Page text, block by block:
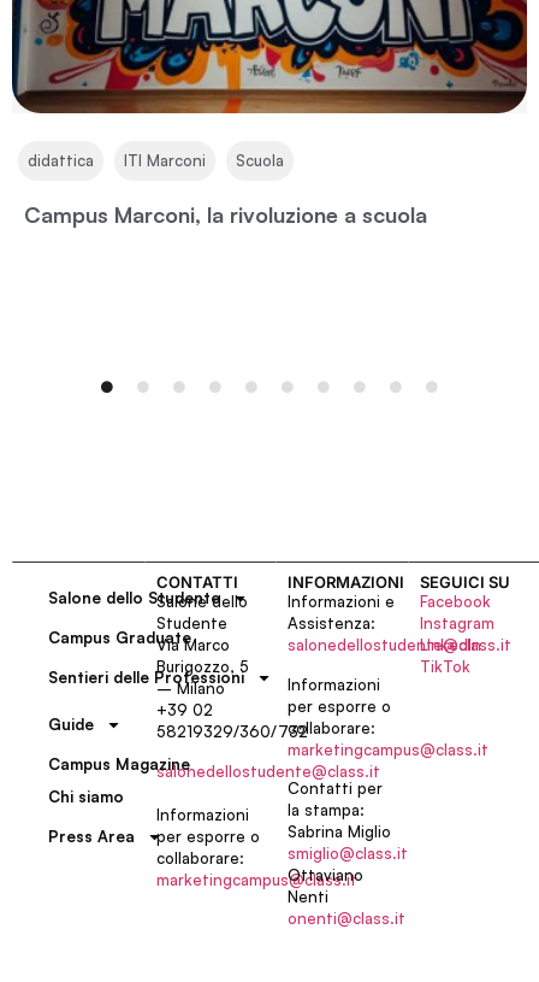
Campus Marconi, la rivoluzione a scuola
didattica ITI Marconi Scuola
Salone dello Studente
Campus Graduate
Sentieri delle Professioni
Guide
Campus Magazine
Chi siamo
Press Area
CONTATTI
Salone dello
Studente
Via Marco
Burigozzo, 5
– Milano
+39 02
58219329/360/732
salonedellostudente@class.it
Informazioni
per esporre o
collaborare:
marketingcampus@class.it
INFORMAZIONI
Informazioni e
Assistenza:
salonedellostudente@class.it
Informazioni
per esporre o
collaborare:
marketingcampus@class.it
Contatti per
la stampa:
Sabrina Miglio
smiglio@class.it
Ottaviano
Nenti
onenti@class.it
SEGUICI SU
Facebook
Instagram
LinkedIn
TikTok